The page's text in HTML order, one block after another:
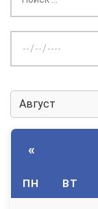
дату:
«
ПН ВТ